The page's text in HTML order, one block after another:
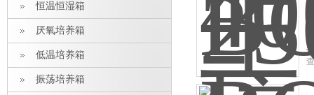
恒温恒湿箱
厌氧培养箱
低温培养箱
振荡培养箱